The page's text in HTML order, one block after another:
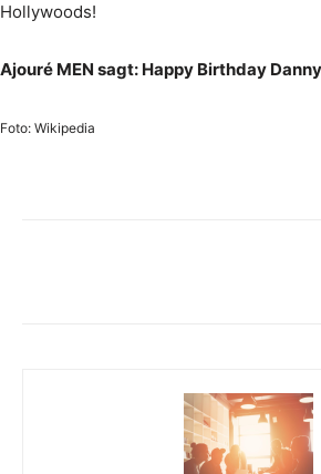
Hollywoods!
Ajouré MEN sagt: Happy Birthday
Foto: Wikipedia